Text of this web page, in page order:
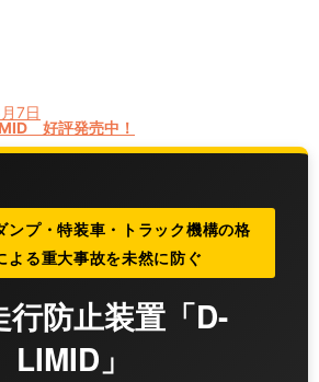
7日
好評発売中！
ンプ・特装車・トラック機構の格
よる重大事故を未然に防ぐ
行防止装置「D-
LIMID」